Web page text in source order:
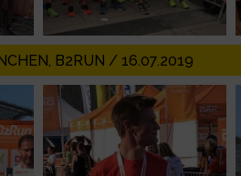
B2RUN / 16.07.2019
von Inhalten
durch Statistiken oder Kombinationen